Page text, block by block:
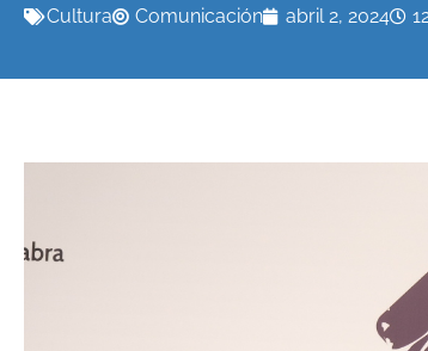
Cultura Comunicación abril 2, 2024